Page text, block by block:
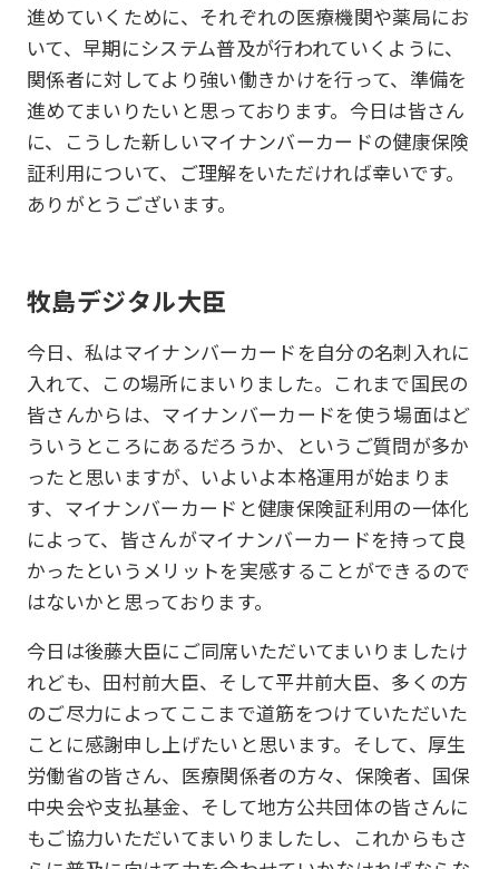
進めていくために、それぞれの医療機関や薬局にお
いて、早期にシステム普及が行われていくように、
関係者に対してより強い働きかけを行って、準備を
進めてまいりたいと思っております。今日は皆さん
に、こうした新しいマイナンバーカードの健康保険
証利用について、ご理解をいただければ幸いです。
ありがとうございます。
牧島デジタル大臣
今日、私はマイナンバーカードを自分の名刺入れに
入れて、この場所にまいりました。これまで国民の
皆さんからは、マイナンバーカードを使う場面はど
ういうところにあるだろうか、というご質問が多か
ったと思いますが、いよいよ本格運用が始まりま
す、マイナンバーカードと健康保険証利用の一体化
によって、皆さんがマイナンバーカードを持って良
かったというメリットを実感することができるので
はないかと思っております。
今日は後藤大臣にご同席いただいてまいりましたけ
れども、田村前大臣、そして平井前大臣、多くの方
のご尽力によってここまで道筋をつけていただいた
ことに感謝申し上げたいと思います。そして、厚生
労働省の皆さん、医療関係者の方々、保険者、国保
中央会や支払基金、そして地方公共団体の皆さんに
もご協力いただいてまいりましたし、これからもさ